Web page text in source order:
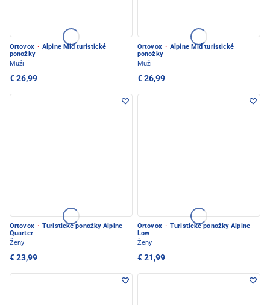
Ortovox · Alpine Mid turistické
ponožky
Muži
€ 26,99
Ortovox · Alpine Mid turistické
ponožky
Muži
€ 26,99
Ortovox · Turistické ponožky Alpine
Quarter
Ženy
€ 23,99
Ortovox · Turistické ponožky Alpine
Low
Ženy
€ 21,99